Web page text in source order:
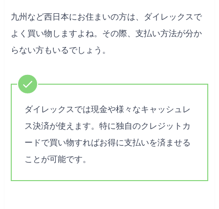
九州など西日本にお住まいの方は、ダイレックスで
よく買い物しますよね。その際、支払い方法が分か
らない方もいるでしょう。
ダイレックスでは現金や様々なキャッシュレ
ス決済が使えます。特に独自のクレジットカ
ードで買い物すればお得に支払いを済ませる
ことが可能です。